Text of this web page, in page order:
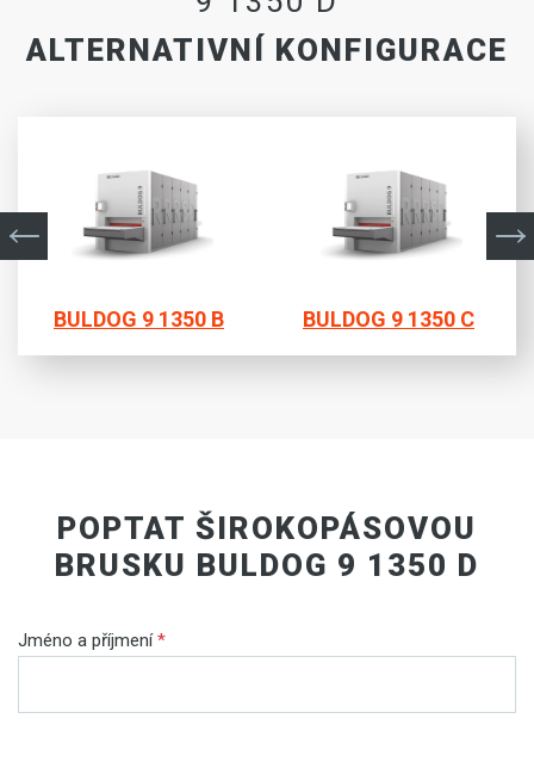
ALTERNATIVNÍ KONFIGURACE
BULDOG 9 1350 B BULDOG 9 1350 C
POPTAT ŠIROKOPÁSOVOU
BRUSKU BULDOG 9 1350 D
Jméno a příjmení*